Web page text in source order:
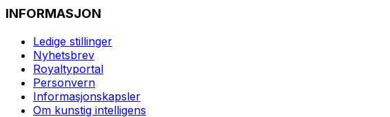
INFORMASJON
Ledige stillinger
Nyhetsbrev
Royaltyportal
Personvern
Informasjonskapsler
Om kunstig intelligens